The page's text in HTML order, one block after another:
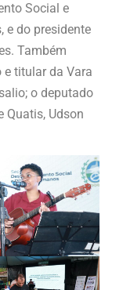
Social e
e do presidente
Também
e titular da Vara
o deputado
Quatis, Udson